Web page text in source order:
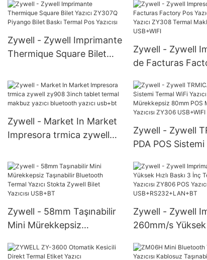
Zywell - Zywell Imprimante
Thermique Square Bilet
Bilet Baskı Termal Pos
Yazıcısı
Zywell - Zywell
de Facturas
ZY308 Termal
Yazıcısı
Zywell - Market In Market
Impresora trmica zywell
makbuz yazıcı bluetooth
yazıcı usb+bt
Zywell - Zywell
PDA POS
Mürekkepsiz
Makbuz Yazıcısı
USB+WIFI
Zywell - 58mm Taşınabilir
Mini Mürekkepsiz
Termal Yazıcı Stokta
Zywell - Zywell
260mm/s Yüksek
Yazıcısı ZY806